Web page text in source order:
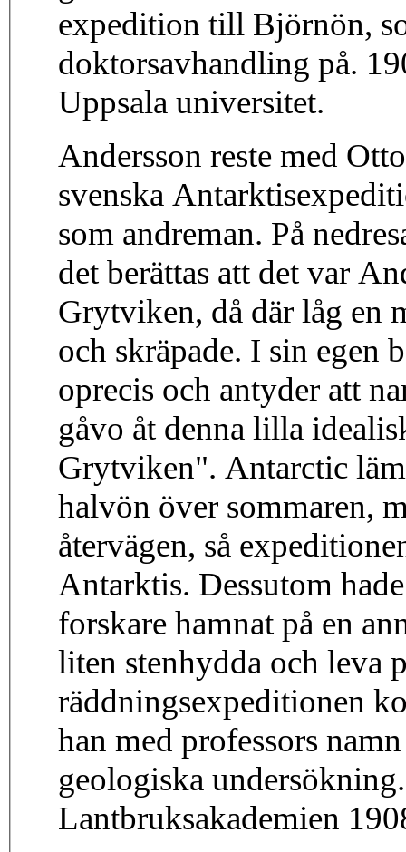
expedition till Björnön,
doktorsavhandling på.
Uppsala universitet.
Andersson reste med
svenska
som andreman. På
det berättas att det var
Grytviken, då där låg en
och skräpade. I sin egen
oprecis och antyder att
gåvo åt denna lilla
Grytviken". Antarctic
halvön över sommaren,
återvägen, så
Antarktis. Dessutom
forskare hamnat på en
liten stenhydda och leva
räddningsexpeditionen
han med professors
geologiska
Lantbruksakademien